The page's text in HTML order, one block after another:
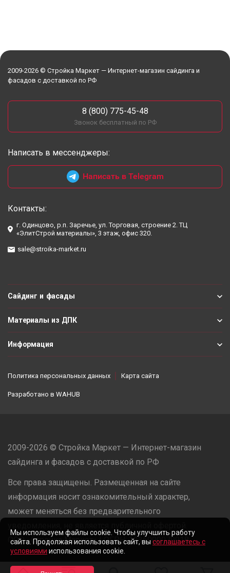
2009-2026 © Стройка Маркет — Интернет-магазин сайдинга и
фасадов с доставкой по РФ
8 (800) 775-45-48
Звонок бесплатный по РФ
Написать в мессенджеры:
Написать в Telegram
Контакты:
г. Одинцово, р.п. Заречье, ул. Торговая, строение 2. ТЦ
«ЭлитСтрой материалы», 3 этаж, офис 320.
sale@stroika-market.ru
Сайдинг и фасады
Материалы из ДПК
Информация
Политика персональных данных Карта сайта
Разработано в WAHUB
2009-2026 © Стройка Маркет — Интернет-магазин
сайдинга и фасадов с доставкой по РФ
Все права защищены. Размещенная на сайте
информация носит ознакомительный характер,
может меняться без предварительного
ООО «Стройка Маркет» | ОГРН: 1235000079918
Разработано в
Мы используем файлы cookie. Чтобы улучшить работу
сайта. Продолжая использовать сайт, вы соглашаетесь с
условиями использования cookie.